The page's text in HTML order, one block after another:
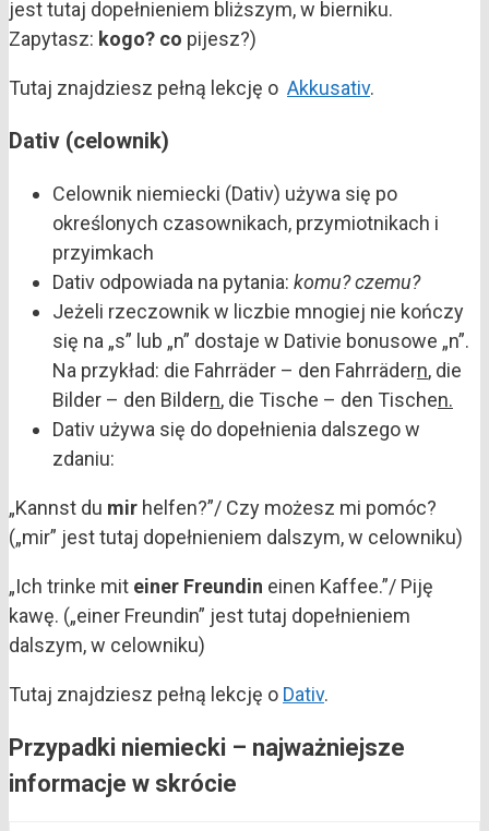
jest tutaj dopełnieniem bliższym, w bierniku.
Zapytasz: kogo? co pijesz?)
Tutaj znajdziesz pełną lekcję o Akkusativ.
Dativ (celownik)
Celownik niemiecki (Dativ) używa się po
określonych czasownikach, przymiotnikach i
przyimkach
Dativ odpowiada na pytania: komu? czemu?
Jeżeli rzeczownik w liczbie mnogiej nie kończy
się na „s” lub „n” dostaje w Dativie bonusowe „n”.
Na przykład: die Fahrräder – den Fahrrädern, die
Bilder – den Bildern, die Tische – den Tischen.
Dativ używa się do dopełnienia dalszego w
zdaniu:
„Kannst du mir helfen?”/ Czy możesz mi pomóc?
(„mir” jest tutaj dopełnieniem dalszym, w celowniku)
„Ich trinke mit einer Freundin einen Kaffee.”/ Piję
kawę. („einer Freundin” jest tutaj dopełnieniem
dalszym, w celowniku)
Tutaj znajdziesz pełną lekcję o Dativ.
Przypadki niemiecki – najważniejsze
informacje w skrócie